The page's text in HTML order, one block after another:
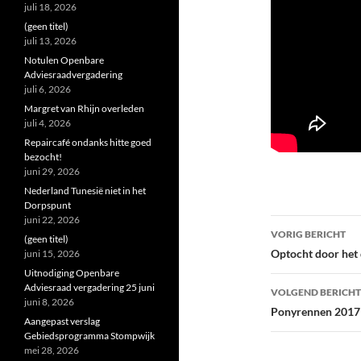
Bericht
navigatie
VORIG BERICHT
Optocht door het
VOLGEND BERICHT
Ponyrennen 2017
juli 18, 2026
(geen titel)
juli 13, 2026
Notulen Openbare
Adviesraadvergadering
juli 6, 2026
Margret van Rhijn overleden
juli 4, 2026
Repaircafé ondanks hitte goed
bezocht!
juni 29, 2026
Nederland Tunesië niet in het
Dorpspunt
juni 22, 2026
(geen titel)
juni 15, 2026
Uitnodiging Openbare
Adviesraad vergadering 25 juni
juni 8, 2026
Aangepast verslag
Gebiedsprogramma Stompwijk
mei 28, 2026